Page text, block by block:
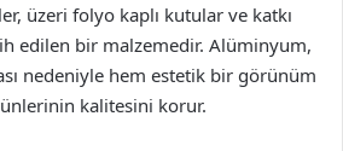
üzeri folyo kaplı kutular ve katkı
edilen bir malzemedir. Alüminyum,
nedeniyle hem estetik bir görünüm
kalitesini korur.